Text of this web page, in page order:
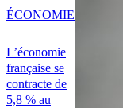
L’économie
française se
contracte de
5,8 % au
ÉCONOMIE